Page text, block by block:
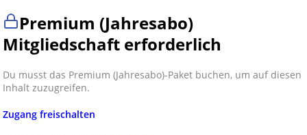
Premium (Jahresabo)
Mitgliedschaft erforderlich
Du musst das Premium (Jahresabo)-Paket buchen, um auf diesen
Inhalt zuzugreifen.
Zugang freischalten